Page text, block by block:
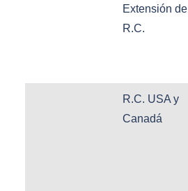
Extensión de
R.C.
R.C. USA y
Canadá